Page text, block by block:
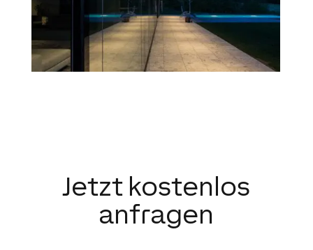
Jetzt kostenlos
anfragen